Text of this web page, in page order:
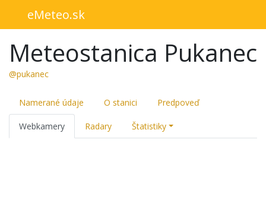
eMeteo.sk
Meteostanica Pukanec
@pukanec
Namerané údaje O stanici Predpoveď
Webkamery Radary Štatistiky